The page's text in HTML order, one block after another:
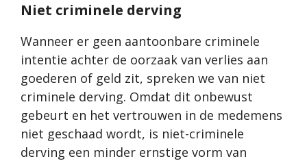
Niet criminele derving
Wanneer er geen aantoonbare criminele
intentie achter de oorzaak van verlies aan
goederen of geld zit, spreken we van niet
criminele derving. Omdat dit onbewust
gebeurt en het vertrouwen in de medemens
niet geschaad wordt, is niet-criminele
derving een minder ernstige vorm van